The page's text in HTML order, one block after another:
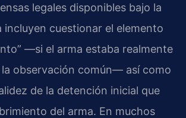
legales disponibles bajo la
incluyen cuestionar el elemento
—si el arma estaba realmente
observación común— así como
de la detención inicial que
del arma. En muchos